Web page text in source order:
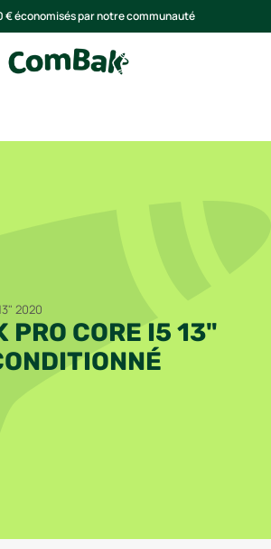
€ économisés par notre communauté
2020
PRO CORE I5 13"